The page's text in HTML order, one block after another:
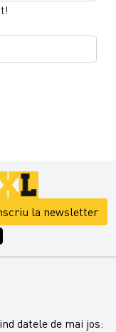
la newsletter
datele de mai jos: